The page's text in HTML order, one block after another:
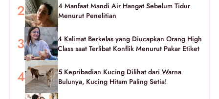
4 Manfaat Mandi Air Hangat Sebelum Tidur
Menurut Penelitian
4 Kalimat Berkelas yang Diucapkan Orang High
Class saat Terlibat Konflik Menurut Pakar Etiket
5 Kepribadian Kucing Dilihat dari Warna
Bulunya, Kucing Hitam Paling Setia!